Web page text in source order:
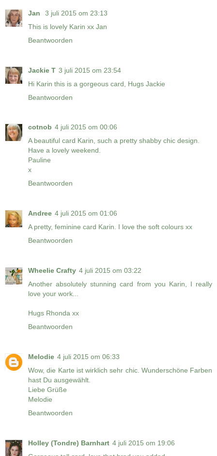
Jan
3 juli 2015 om 23:13
This is lovely Karin xx Jan
Beantwoorden
Jackie T 3 juli 2015 om 23:54
Hi Karin this is a gorgeous card, Hugs Jackie
Beantwoorden
cotnob 4 juli 2015 om 00:06
A beautiful card Karin, such a pretty shabby chic design.
Have a lovely weekend.
Pauline
x
Beantwoorden
Andree 4 juli 2015 om 01:06
A pretty, feminine card Karin. I love the soft colours xx
Beantwoorden
Wheelie Crafty 4 juli 2015 om 03:22
Another absolutely stunning card from you Karin, I really
love your work...
Hugs Rhonda xx
Beantwoorden
Melodie 4 juli 2015 om 06:33
Wow, die Karte ist wirklich sehr chic. Wunderschöne Farben
hast Du ausgewählt.
Liebe Grüße
Melodie
Beantwoorden
Holley (Tondre) Barnhart 4 juli 2015 om 19:06